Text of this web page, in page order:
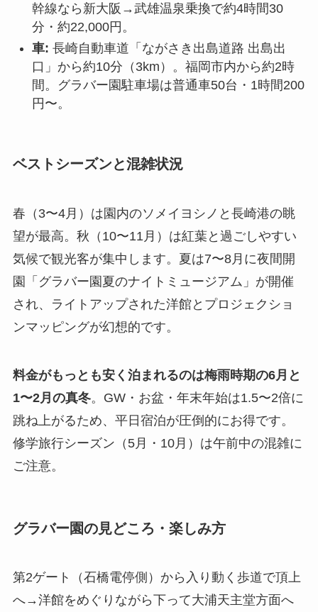
幹線なら新大阪→武雄温泉乗換で約4時間30
分・約22,000円。
車: 長崎自動車道「ながさき出島道路 出島出
口」から約10分（3km）。福岡市内から約2時
間。グラバー園駐車場は普通車50台・1時間200
円〜。
ベストシーズンと混雑状況
春（3〜4月）は園内のソメイヨシノと長崎港の眺
望が最高。秋（10〜11月）は紅葉と過ごしやすい
気候で観光客が集中します。夏は7〜8月に夜間開
園「グラバー園夏のナイトミュージアム」が開催
され、ライトアップされた洋館とプロジェクショ
ンマッピングが幻想的です。
料金がもっとも安く泊まれるのは梅雨時期の6月と
1〜2月の真冬。GW・お盆・年末年始は1.5〜2倍に
跳ね上がるため、平日宿泊が圧倒的にお得です。
修学旅行シーズン（5月・10月）は午前中の混雑に
ご注意。
グラバー園の見どころ・楽しみ方
第2ゲート（石橋電停側）から入り動く歩道で頂上
へ→洋館をめぐりながら下って大浦天主堂方面へ